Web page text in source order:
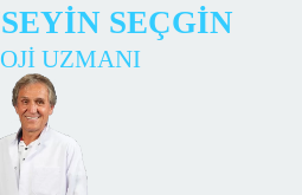
SEÇGİN
UZMANI